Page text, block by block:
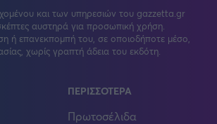
και των υπηρεσιών του gazzetta.gr
αυστηρά για προσωπική χρήση.
ή επανεκπομπή του, σε οποιοδήποτε μέσο,
χωρίς γραπτή άδεια του εκδότη.
ΠΕΡΙΣΣΟΤΕΡΑ
Πρωτοσέλιδα